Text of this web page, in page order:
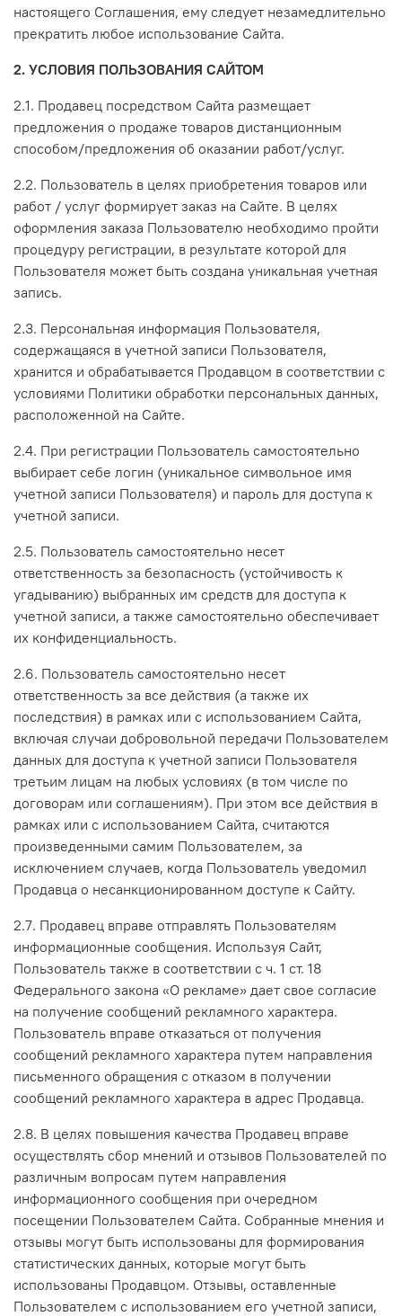
настоящего Соглашения, ему следует незамедлительно
прекратить любое использование Сайта.
2. УСЛОВИЯ ПОЛЬЗОВАНИЯ САЙТОМ
2.1. Продавец посредством Сайта размещает
предложения о продаже товаров дистанционным
способом/предложения об оказании работ/услуг.
2.2. Пользователь в целях приобретения товаров или
работ / услуг формирует заказ на Сайте. В целях
оформления заказа Пользователю необходимо пройти
процедуру регистрации, в результате которой для
Пользователя может быть создана уникальная учетная
запись.
2.3. Персональная информация Пользователя,
содержащаяся в учетной записи Пользователя,
хранится и обрабатывается Продавцом в соответствии с
условиями Политики обработки персональных данных,
расположенной на Сайте.
2.4. При регистрации Пользователь самостоятельно
выбирает себе логин (уникальное символьное имя
учетной записи Пользователя) и пароль для доступа к
учетной записи.
2.5. Пользователь самостоятельно несет
ответственность за безопасность (устойчивость к
угадыванию) выбранных им средств для доступа к
учетной записи, а также самостоятельно обеспечивает
их конфиденциальность.
2.6. Пользователь самостоятельно несет
ответственность за все действия (а также их
последствия) в рамках или с использованием Сайта,
включая случаи добровольной передачи Пользователем
данных для доступа к учетной записи Пользователя
третьим лицам на любых условиях (в том числе по
договорам или соглашениям). При этом все действия в
рамках или с использованием Сайта, считаются
произведенными самим Пользователем, за
исключением случаев, когда Пользователь уведомил
Продавца о несанкционированном доступе к Сайту.
2.7. Продавец вправе отправлять Пользователям
информационные сообщения. Используя Сайт,
Пользователь также в соответствии с ч. 1 ст. 18
Федерального закона «О рекламе» дает свое согласие
на получение сообщений рекламного характера.
Пользователь вправе отказаться от получения
сообщений рекламного характера путем направления
письменного обращения с отказом в получении
сообщений рекламного характера в адрес Продавца.
2.8. В целях повышения качества Продавец вправе
осуществлять сбор мнений и отзывов Пользователей по
различным вопросам путем направления
информационного сообщения при очередном
посещении Пользователем Сайта. Собранные мнения и
отзывы могут быть использованы для формирования
статистических данных, которые могут быть
использованы Продавцом. Отзывы, оставленные
Пользователем с использованием его учетной записи,